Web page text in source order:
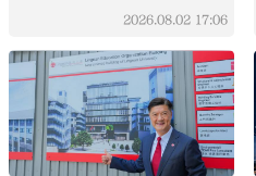
2026.08.02 17:06